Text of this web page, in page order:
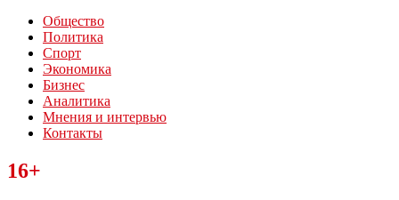
Общество
Политика
Спорт
Экономика
Бизнес
Аналитика
Мнения и интервью
Контакты
Читайте последние новости дня в Тульской области на сайте
“ЗаНовомосковск”
16+